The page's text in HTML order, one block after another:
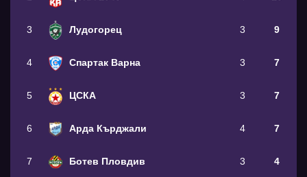
3 Лудогорец 3 9
4 Спартак Варна 3 7
5 ЦСКА 3 7
6 Арда Кърджали 4 7
7 Ботев Пловдив 3 4